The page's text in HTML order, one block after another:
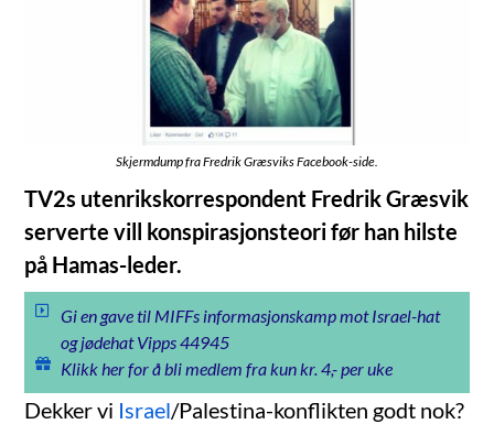
Skjermdump fra Fredrik Græsviks Facebook-side.
TV2s utenrikskorrespondent Fredrik Græsvik
serverte vill konspirasjonsteori før han hilste
på Hamas-leder.
Gi en gave til MIFFs informasjonskamp mot Israel-hat
og jødehat Vipps 44945
Klikk her for å bli medlem fra kun kr. 4,- per uke
Dekker vi Israel/Palestina-konflikten godt nok?